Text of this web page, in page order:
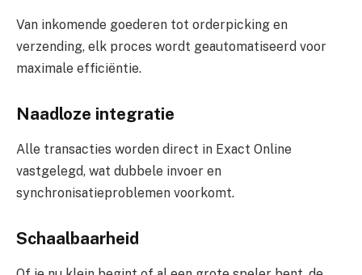
Van inkomende goederen tot orderpicking en
verzending, elk proces wordt geautomatiseerd voor
maximale efficiëntie.
Naadloze integratie
Alle transacties worden direct in Exact Online
vastgelegd, wat dubbele invoer en
synchronisatieproblemen voorkomt.
Schaalbaarheid